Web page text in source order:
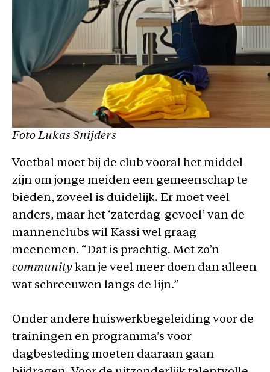
Foto Lukas Snijders
Voetbal moet bij de club vooral het middel
zijn om jonge meiden een gemeenschap te
bieden, zoveel is duidelijk. Er moet veel
anders, maar het ‘zaterdag-gevoel’ van de
mannenclubs wil Kassi wel graag
meenemen. “Dat is prachtig. Met zo’n
community kan je veel meer doen dan alleen
wat schreeuwen langs de lijn.”
Onder andere huiswerkbegeleiding voor de
trainingen en programma’s voor
dagbesteding moeten daaraan gaan